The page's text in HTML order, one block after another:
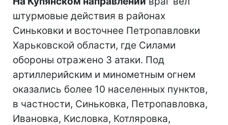
штурмовые действия в районах
Синьковки и восточнее Петропавловки
Харьковской области, где Силами
обороны отражено 3 атаки. Под
артиллерийским и минометным огнем
оказались более 10 населенных пунктов,
в частности, Синьковка, Петропавловка,
Ивановка, Кисловка, Котляровка,